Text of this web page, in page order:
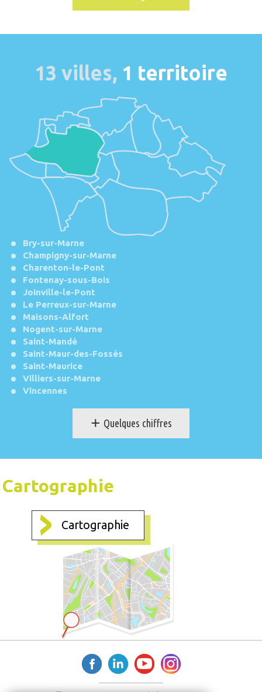
13 villes, 1 territoire
Bry-sur-Marne
Champigny-sur-Marne
Charenton-le-Pont
Fontenay-sous-Bois
Joinville-le-Pont
Le Perreux-sur-Marne
Maisons-Alfort
Nogent-sur-Marne
Saint-Mandé
Saint-Maur-des-Fossés
Saint-Maurice
Villiers-sur-Marne
Vincennes
+ Quelques chiffres
Cartographie
Cartographie